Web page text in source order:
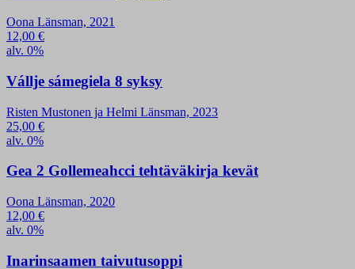
Oona Länsman, 2021
12,00 €
alv. 0%
Vállje sámegiela 8 syksy
Risten Mustonen ja Helmi Länsman, 2023
25,00 €
alv. 0%
Gea 2 Gollemeahcci tehtäväkirja kevät
Oona Länsman, 2020
12,00 €
alv. 0%
Inarinsaamen taivutusoppi